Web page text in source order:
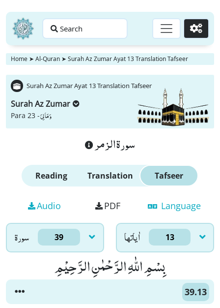
Search Go
Home ➤ Al-Quran ➤ Surah Az Zumar Ayat 13 Translation Tafseer
Surah Az Zumar Ayat 13 Translation Tafseer
Surah Az Zumar
Para 23 -وَ مَا لِیَ
سورة الزمر
Reading Translation Tafseer
Audio PDF Language
سورۃ 39 اٰياتها 13
بِسْمِ اللّٰهِ الرَّحْمٰنِ الرَّحِیْمِ
39.13